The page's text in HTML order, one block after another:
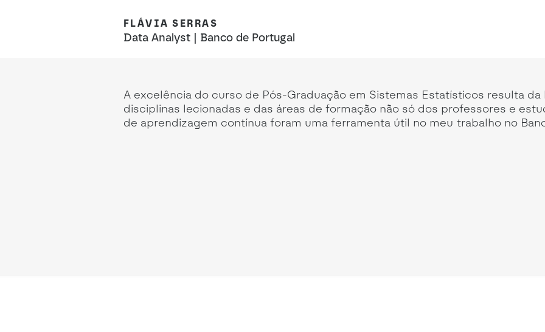
FLÁVIA SERRAS
Data Analyst | Banco de Portugal
A excelência do curso de Pós-Graduação em Sistemas Estatísticos resulta
disciplinas lecionadas e das áreas de formação não só dos professores e
de aprendizagem contínua foram uma ferramenta útil no meu trabalho no